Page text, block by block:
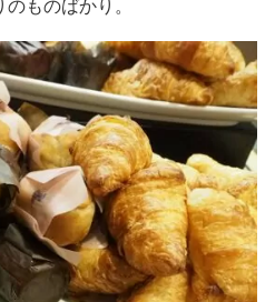
ものばかり。